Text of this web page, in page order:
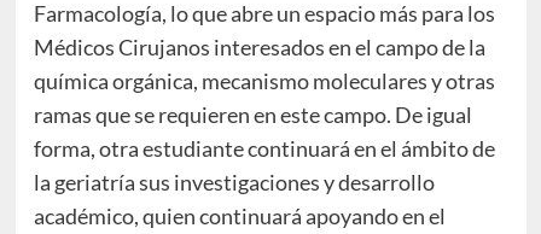
Farmacología, lo que abre un espacio más para los
Médicos Cirujanos interesados en el campo de la
química orgánica, mecanismo moleculares y otras
ramas que se requieren en este campo. De igual
forma, otra estudiante continuará en el ámbito de
la geriatría sus investigaciones y desarrollo
académico, quien continuará apoyando en el